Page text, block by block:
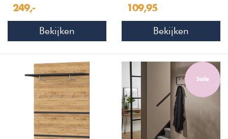
249,-
Bekijken
109,95
Bekijken
Sale